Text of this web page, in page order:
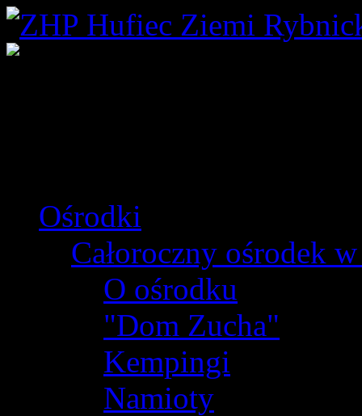
Ośrodki
Całoroczny ośrodek
O ośrodku
"Dom Zucha"
Kempingi
Namioty